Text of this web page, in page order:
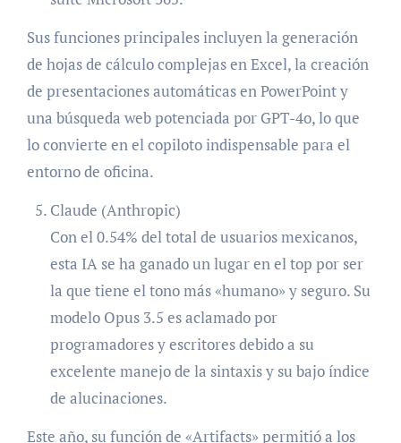
Sus funciones principales incluyen la generación
de hojas de cálculo complejas en Excel, la creación
de presentaciones automáticas en PowerPoint y
una búsqueda web potenciada por GPT-4o, lo que
lo convierte en el copiloto indispensable para el
entorno de oficina.
Claude (Anthropic)
Con el 0.54% del total de usuarios mexicanos,
esta IA se ha ganado un lugar en el top por ser
la que tiene el tono más «humano» y seguro. Su
modelo Opus 3.5 es aclamado por
programadores y escritores debido a su
excelente manejo de la sintaxis y su bajo índice
de alucinaciones.
Este año, su función de «Artifacts» permitió a los